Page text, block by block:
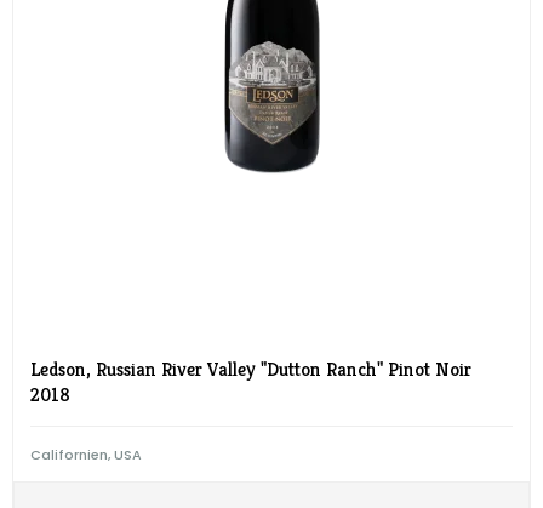
Ledson, Russian River Valley "Dutton Ranch" Pinot Noir
2018
Californien, USA